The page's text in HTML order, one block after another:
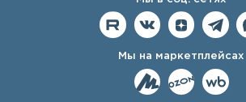
Мы на маркетплейсах